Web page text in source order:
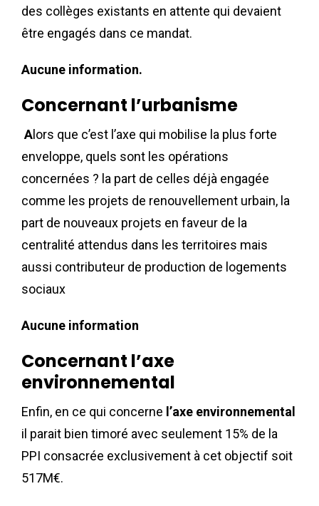
des collèges existants en attente qui devaient
être engagés dans ce mandat.
Aucune information.
Concernant l’urbanisme
A lors que c’est l’axe qui mobilise la plus forte
enveloppe, quels sont les opérations
concernées ? la part de celles déjà engagée
comme les projets de renouvellement urbain, la
part de nouveaux projets en faveur de la
centralité attendus dans les territoires mais
aussi contributeur de production de logements
sociaux
Aucune information
Concernant l’axe
environnemental
Enfin, en ce qui concerne l’axe environnemental
il parait bien timoré avec seulement 15% de la
PPI consacrée exclusivement à cet objectif soit
517M€.